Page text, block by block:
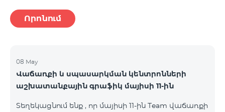
Որոնում
08 May
Վաճառքի և սպասարկման կենտրոնների
աշխատանքային գրաֆիկ մայիսի 11-ին
Տեղեկացնում ենք , որ մայիսի 11-ին Team վաճառքի